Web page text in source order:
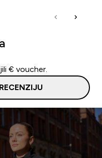
€ voucher.